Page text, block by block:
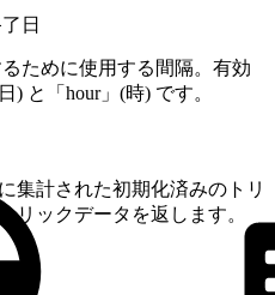
日
ために使用する間隔。有効
) と「hour」(時) です。
集計された初期化済みのトリ
リックデータを返します。